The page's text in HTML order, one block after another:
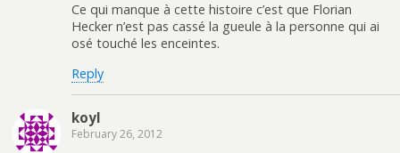
Ce qui manque à cette histoire c’est que Florian
Hecker n’est pas cassé la gueule à la personne qui ai
osé touché les enceintes.
Reply
koyl
February 26, 2012